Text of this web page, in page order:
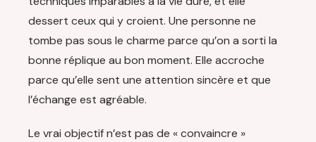
dessert ceux qui y croient. Une personne ne
tombe pas sous le charme parce qu’on a sorti la
bonne réplique au bon moment. Elle accroche
parce qu’elle sent une attention sincère et que
l’échange est agréable.
Le vrai objectif n’est pas de « convaincre »